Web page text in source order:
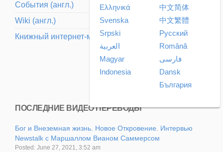
События (aнгл.)
Wiki (aнгл.)
Книжный интернет-магазин (aнгл.)
Ελληνικά
Svenska
Srpski
العربية
Magyar
Indonesia
中文简体
中文繁體
Pусский
Română
فارسی
Dansk
България
ПОСЛЕДНИЕ ВИДЕО ПЕРЕВОДЫ
Бог и Внеземная жизнь. Новое Откровение. Интервью
Newstalk с Маршаллом Вианом Саммерсом
Posted: June 27, 2021, 3:52 am